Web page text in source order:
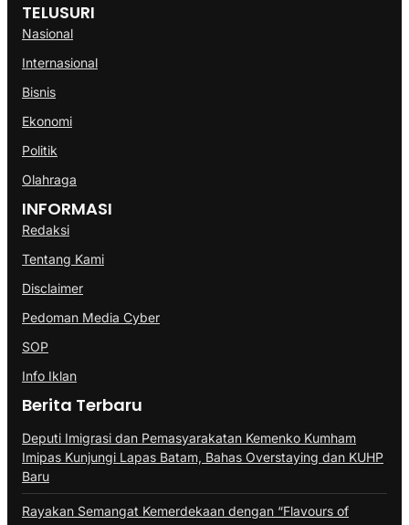
TELUSURI
Nasional
Internasional
Bisnis
Ekonomi
Politik
Olahraga
INFORMASI
Redaksi
Tentang Kami
Disclaimer
Pedoman Media Cyber
SOP
Info Iklan
Berita Terbaru
Deputi Imigrasi dan Pemasyarakatan Kemenko Kumham
Imipas Kunjungi Lapas Batam, Bahas Overstaying dan KUHP
Baru
Rayakan Semangat Kemerdekaan dengan “Flavours of